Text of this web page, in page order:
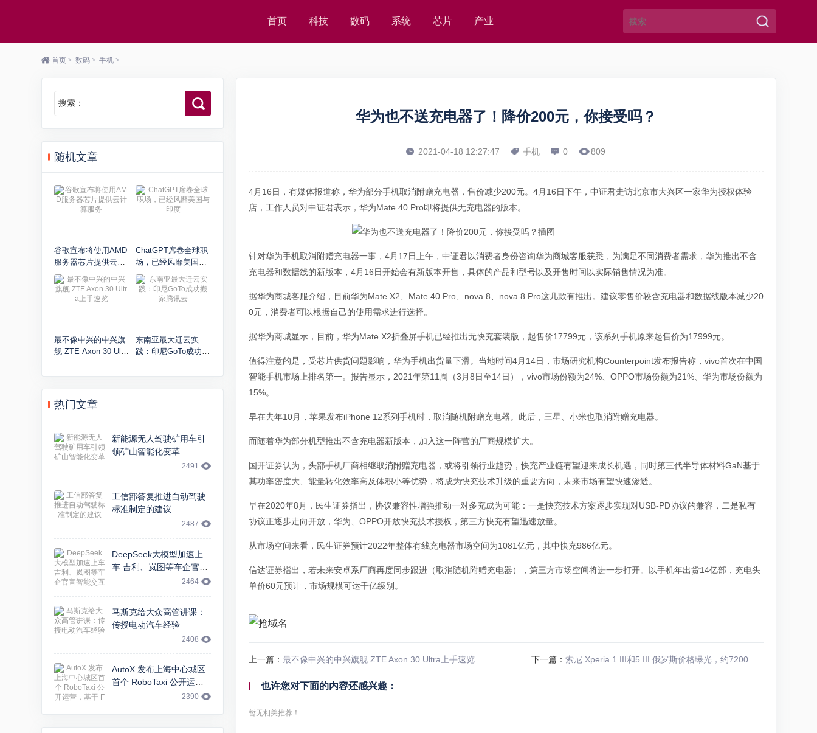
首页 科技 数码 系统 芯片 产业
首页 > 数码 > 手机 >
搜索：
随机文章
谷歌宣布将使用AMD
服务器芯片提供云计
算服务
ChatGPT席卷全球职
场，已经风靡美国与
印度
最不像中兴的中兴旗
舰 ZTE Axon 30 Ultr
东南亚最大迁云实
践：印尼GoTo成功搬
热门文章
新能源无人驾驶矿用车引
领矿山智能化变革
2491
工信部答复推进自动驾驶
标准制定的建议
2487
DeepSeek大模型加速上
车 吉利、岚图等车企官宣
2464
马斯克给大众高管讲课：
传授电动汽车经验
2408
AutoX 发布上海中心城区
首个 RoboTaxi 公开运
营，基于 FCA 大捷龙车型
2390
华为也不送充电器了！降价200元，你接受吗？
2021-04-18 12:27:47 手机 0 809
4月16日，有媒体报道称，华为部分手机取消附赠充电器，售价减少200元。4月16日下午，中证君走访北京市大兴区一家华为授权体验
店，工作人员对中证君表示，华为Mate 40 Pro即将提供无充电器的版本。
针对华为手机取消附赠充电器一事，4月17日上午，中证君以消费者身份咨询华为商城客服获悉，为满足不同消费者需求，华为推出不含
充电器和数据线的新版本，4月16日开始会有新版本开售，具体的产品和型号以及开售时间以实际销售情况为准。
据华为商城客服介绍，目前华为Mate X2、Mate 40 Pro、nova 8、nova 8 Pro这几款有推出。建议零售价较含充电器和数据线版本减少20
0元，消费者可以根据自己的使用需求进行选择。
据华为商城显示，目前，华为Mate X2折叠屏手机已经推出无快充套装版，起售价17799元，该系列手机原来起售价为17999元。
值得注意的是，受芯片供货问题影响，华为手机出货量下滑。当地时间4月14日，市场研究机构Counterpoint发布报告称，vivo首次在中国
智能手机市场上排名第一。报告显示，2021年第11周（3月8日至14日），vivo市场份额为24%、OPPO市场份额为21%、华为市场份额为
15%。
早在去年10月，苹果发布iPhone 12系列手机时，取消随机附赠充电器。此后，三星、小米也取消附赠充电器。
而随着华为部分机型推出不含充电器新版本，加入这一阵营的厂商规模扩大。
国开证券认为，头部手机厂商相继取消附赠充电器，或将引领行业趋势，快充产业链有望迎来成长机遇，同时第三代半导体材料GaN基于
其功率密度大、能量转化效率高及体积小等优势，将成为快充技术升级的重要方向，未来市场有望快速渗透。
早在2020年8月，民生证券指出，协议兼容性增强推动一对多充成为可能：一是快充技术方案逐步实现对USB-PD协议的兼容，二是私有
协议正逐步走向开放，华为、OPPO开放快充技术授权，第三方快充有望迅速放量。
从市场空间来看，民生证券预计2022年整体有线充电器市场空间为1081亿元，其中快充986亿元。
信达证券指出，若未来安卓系厂商再度同步跟进（取消随机附赠充电器），第三方市场空间将进一步打开。以手机年出货14亿部，充电头
单价60元预计，市场规模可达千亿级别。
上一篇： 最不像中兴的中兴旗舰 ZTE Axon 30 Ultra上手速览 下一篇：索尼 Xperia 1 III和5 III 俄罗斯价格曝光，约7200元起
也许您对下面的内容还感兴趣：
暂无相关推荐！